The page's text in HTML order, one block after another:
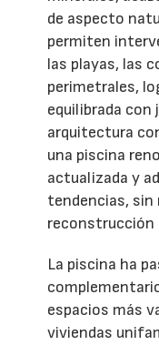
de aspecto
permiten
las playas, las
perimetrales,
equilibrada con
arquitectura
una piscina
actualizada y
tendencias, sin
reconstrucción
La piscina ha
espacios más
viviendas